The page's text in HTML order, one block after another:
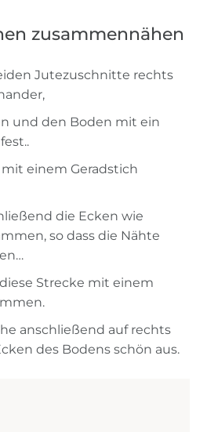
zusammennähen
Jutezuschnitte rechts
und den Boden mit ein
einem Geradstich
die Ecken wie
so dass die Nähte
Strecke mit einem
anschließend auf rechts
des Bodens schön aus.